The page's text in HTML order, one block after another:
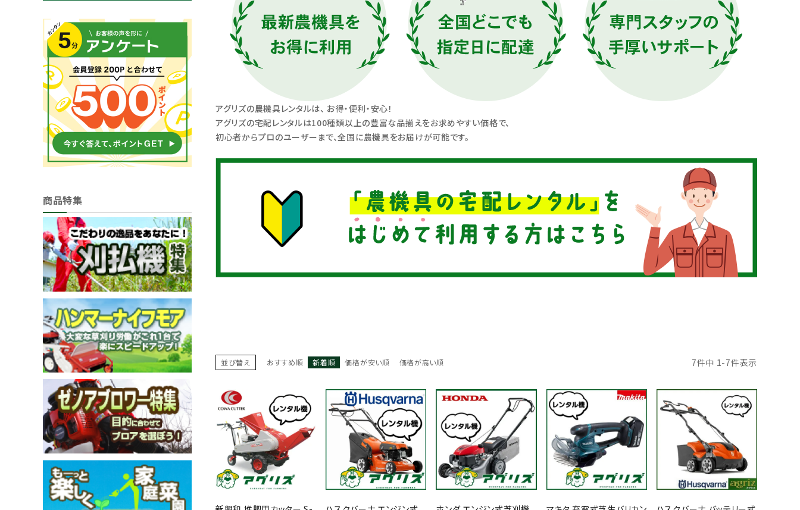
農業資材
作業用品
補修部品
メールでのお問い合わせ
info@agriz.net
FAXでのご注文
0739-72-453224時間受付
商品特集
アグリズの農機具レンタルは、 お得・便利・安心！
アグリズの宅配レンタルは100種類以上の豊富な品揃えをお求めやすい価格で、
初心者からプロのユーザーまで、全国に農機具をお届けが可能です。
並び替え おすすめ順 新着順 価格が安い順 価格が高い順 7件中 1-7件表示